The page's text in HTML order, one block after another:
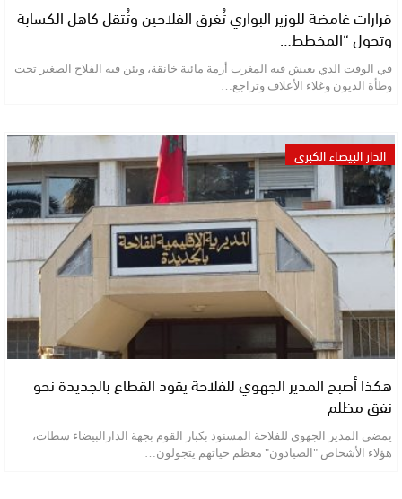
قرارات غامضة للوزير البواري تُغرق الفلاحين وتُثقل كاهل الكسابة
وتحول “المخطط…
في الوقت الذي يعيش فيه المغرب أزمة مائية خانقة، ويئن فيه الفلاح الصغير تحت
وطأة الديون وغلاء الأعلاف وتراجع…
الدار البيضاء الكبرى
هكذا أصبح المدير الجهوي للفلاحة يقود القطاع بالجديدة نحو
نفق مظلم
يمضي المدير الجهوي للفلاحة المسنود بكبار القوم بجهة الدارالبيضاء سطات،
هؤلاء الأشخاص "الصيادون" معظم حياتهم يتجولون…